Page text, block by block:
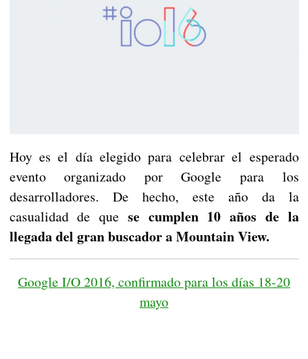
Hoy es el día elegido para celebrar el esperado
evento organizado por Google para los
desarrolladores. De hecho, este año da la
casualidad de que se cumplen 10 años de la
llegada del gran buscador a Mountain View.
Google I/O 2016, confirmado para los días 18-20
mayo